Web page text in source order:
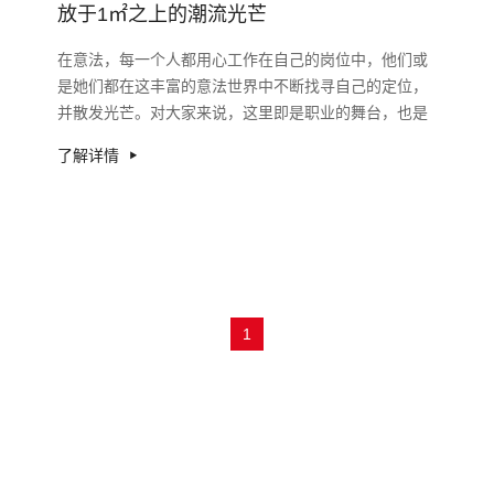
放于1㎡之上的潮流光芒
在意法，每一个人都用心工作在自己的岗位中，他们或
是她们都在这丰富的意法世界中不断找寻自己的定位，
并散发光芒。对大家来说，这里即是职业的舞台，也是
了解详情
1